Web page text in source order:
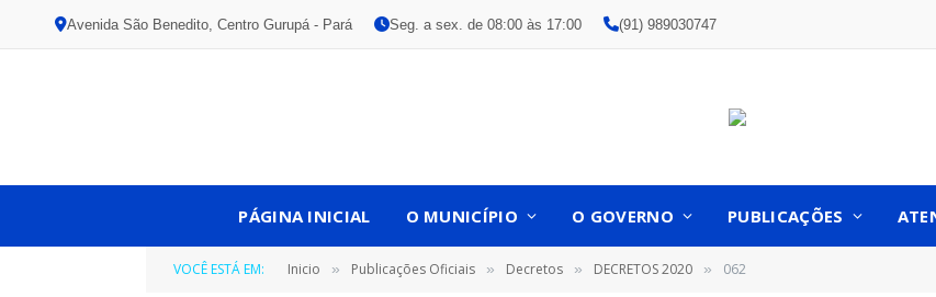
Avenida São Benedito, Centro Gurupá - Pará Seg. a sex. de 08:00 às 17:00 (91) 989030747
PÁGINA INICIAL O MUNICÍPIO O GOVERNO PUBLICAÇÕES
VOCÊ ESTÁ EM: Inicio » Publicações Oficiais » Decretos » DECRETOS 2020 » 062